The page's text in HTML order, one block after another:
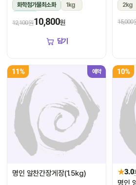
화학첨가물최소화
1kg
12,100원10,800원
담기
2kg
15,000
11% 예약
명인 알찬간장게장(1.5kg)
10%
★3.0
명인